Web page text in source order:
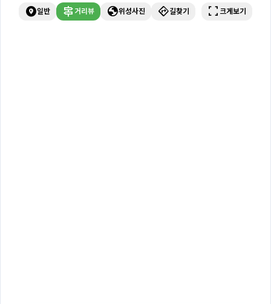
explore_nearby일반 signpost 거리뷰 globe위성사진 directions길찾기 fullscreen 크게보기